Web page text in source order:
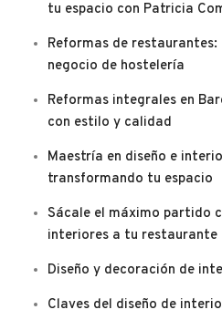
tu espacio con Patricia
Reformas de
negocio de hostelería
Reformas integrales en
con estilo y calidad
Maestría en diseño e
transformando tu espacio
Sácale el máximo partido
interiores a tu restaurante
Diseño y decoración de
Claves del diseño de